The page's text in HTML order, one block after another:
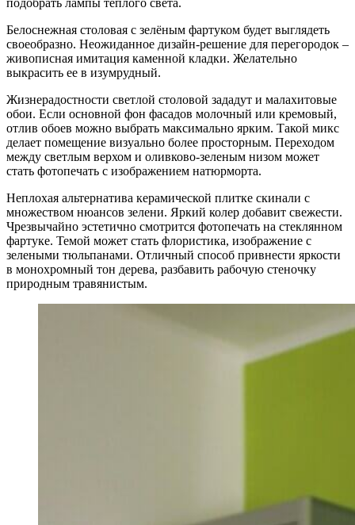
подобрать лампы теплого света.
Белоснежная столовая с зелёным фартуком будет выглядеть
своеобразно. Неожиданное дизайн-решение для перегородок –
живописная имитация каменной кладки. Желательно
выкрасить ее в изумрудный.
Жизнерадостности светлой столовой зададут и малахитовые
обои. Если основной фон фасадов молочный или кремовый,
отлив обоев можно выбрать максимально ярким. Такой микс
делает помещение визуально более просторным. Переходом
между светлым верхом и оливково-зеленым низом может
стать фотопечать с изображением натюрморта.
Неплохая альтернатива керамической плитке скинали с
множеством нюансов зелени. Яркий колер добавит свежести.
Чрезвычайно эстетично смотрится фотопечать на стеклянном
фартуке. Темой может стать флористика, изображение с
зелеными тюльпанами. Отличный способ привнести яркости
в монохромный тон дерева, разбавить рабочую стеночку
природным травянистым.